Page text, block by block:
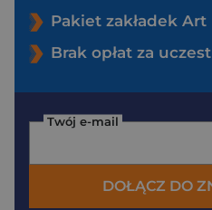
Pakiet zakładek Art
Brak opłat za
Twój e-mail
DOŁĄCZ DO